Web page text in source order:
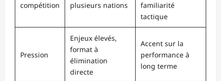
compétition
plusieurs nations
familiarité
tactique
Pression
Enjeux élevés,
format à
élimination
directe
Accent sur la
performance à
long terme